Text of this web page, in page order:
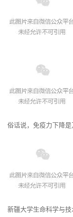
俗话说，免疫力下降是
新疆大学生命科学与